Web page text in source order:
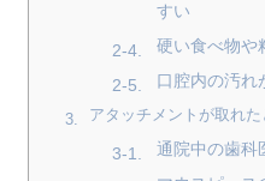
すい
硬い食べ物や
口腔内の汚れ
アタッチメントが取れ
通院中の歯科